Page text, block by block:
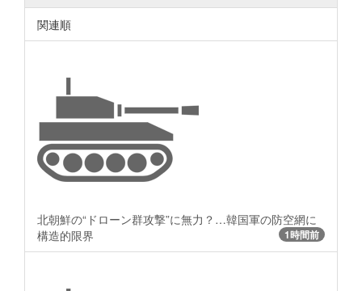
関連順
北朝鮮の“ドローン群攻撃”に無力？…韓国軍の防空網に
構造的限界
1時間前